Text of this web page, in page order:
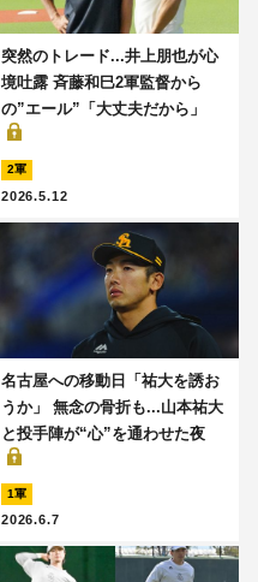
突然のトレード...井上朋也が心
境吐露 斉藤和巳2軍監督から
の”エール”「大丈夫だから」
2軍
2026.5.12
名古屋への移動日「祐大を誘お
うか」 無念の骨折も...山本祐大
と投手陣が“心”を通わせた夜
1軍
2026.6.7